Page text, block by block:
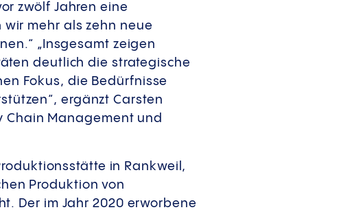
zwölf Jahren eine
mehr als zehn neue
„Insgesamt zeigen
deutlich die strategische
Fokus, die Bedürfnisse
ergänzt Carsten
Chain Management und
in Rankweil,
Produktion von
Der im Jahr 2020 erworbene